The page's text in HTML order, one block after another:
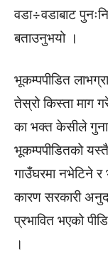
वडा÷वडाबाट
बताउनुभयो ।
भूकम्पपीडित
तेस्रो किस्ता माग
का भक्त केसीले
भूकम्पपीडितको
गाउँघरमा नभेटिने र
कारण सरकारी
प्रभावित भएको
।